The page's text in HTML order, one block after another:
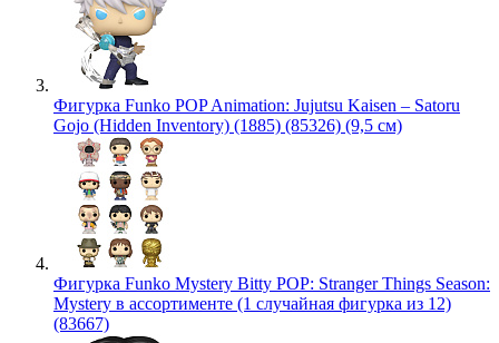
Фигурка Funko POP Animation: Jujutsu Kaisen – Satoru
Gojo (Hidden Inventory) (1885) (85326) (9,5 см)
Фигурка Funko Mystery Bitty POP: Stranger Things Season:
Mystery в ассортименте (1 случайная фигурка из 12)
(83667)